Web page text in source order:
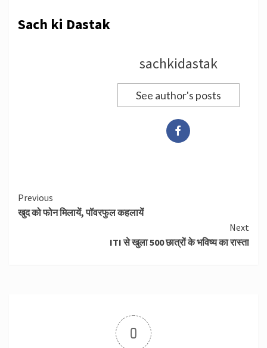
Sach ki Dastak
sachkidastak
See author's posts
Continue
Reading
Previous
खुद को फोन मिलायें, पॉवरफुल कहलायें
Next
ITI से खुला 500 छात्रों के भविष्य का रास्ता
0